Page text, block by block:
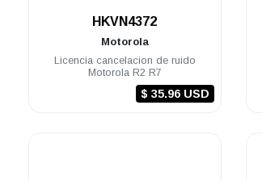
HKVN4372
Motorola
Licencia cancelacion de ruido
Motorola R2 R7
$ 35.96 USD